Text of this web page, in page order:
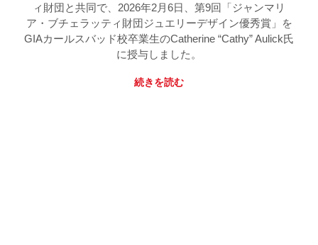
ィ財団と共同で、2026年2月6日、第9回「ジャンマリ
ア・ブチェラッティ財団ジュエリーデザイン優秀賞」を
GIAカールスバッド校卒業生のCatherine “Cathy” Aulick氏
に授与しました。
続きを読む